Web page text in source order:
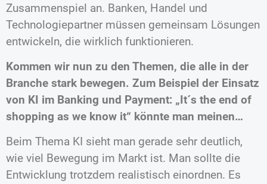
Zusammenspiel an. Banken, Handel und
Technologiepartner müssen gemeinsam Lösungen
entwickeln, die wirklich funktionieren.
Kommen wir nun zu den Themen, die alle in der
Branche stark bewegen. Zum Beispiel der Einsatz
von KI im Banking und Payment: „It´s the end of
shopping as we know it“ könnte man meinen…
Beim Thema KI sieht man gerade sehr deutlich,
wie viel Bewegung im Markt ist. Man sollte die
Entwicklung trotzdem realistisch einordnen. Es